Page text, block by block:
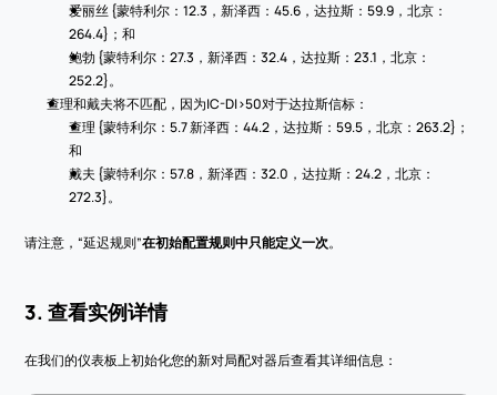
爱丽丝 {蒙特利尔：12.3，新泽西：45.6，达拉斯：59.9，北京：
264.4}；和
鲍勃 {蒙特利尔：27.3，新泽西：32.4，达拉斯：23.1，北京：
252.2}。
查理和戴夫将不匹配，因为|C-D|>50对于达拉斯信标：
查理 {蒙特利尔：5.7 新泽西：44.2，达拉斯：59.5，北京：263.2}；
和
戴夫 {蒙特利尔：57.8，新泽西：32.0，达拉斯：24.2，北京：
272.3}。
请注意，“延迟规则”在初始配置规则中只能定义一次。
3. 查看实例详情
在我们的仪表板上初始化您的新对局配对器后查看其详细信息：